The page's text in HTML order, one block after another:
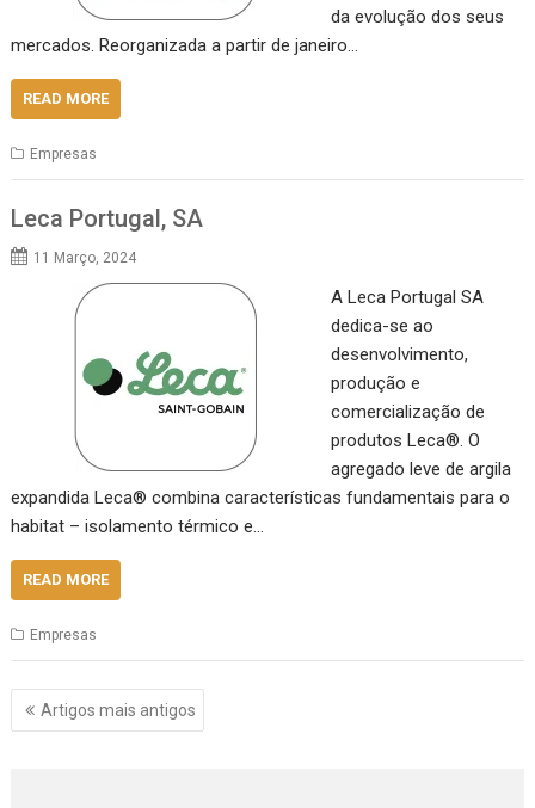
da evolução dos seus
mercados. Reorganizada a partir de janeiro…
READ MORE
Empresas
Leca Portugal, SA
11 Março, 2024
A Leca Portugal SA
dedica-se ao
desenvolvimento,
produção e
comercialização de
produtos Leca®. O
agregado leve de argila
expandida Leca® combina características fundamentais para o
habitat – isolamento térmico e…
READ MORE
Empresas
Navegação
de
Artigos mais antigos